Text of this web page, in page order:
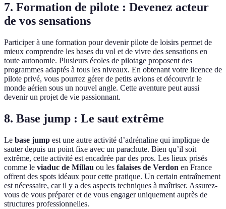
7. Formation de pilote : Devenez acteur
de vos sensations
Participer à une formation pour devenir pilote de loisirs permet de
mieux comprendre les bases du vol et de vivre des sensations en
toute autonomie. Plusieurs écoles de pilotage proposent des
programmes adaptés à tous les niveaux. En obtenant votre licence de
pilote privé, vous pourrez gérer de petits avions et découvrir le
monde aérien sous un nouvel angle. Cette aventure peut aussi
devenir un projet de vie passionnant.
8. Base jump : Le saut extrême
Le base jump est une autre activité d’adrénaline qui implique de
sauter depuis un point fixe avec un parachute. Bien qu’il soit
extrême, cette activité est encadrée par des pros. Les lieux prisés
comme le viaduc de Millau ou les falaises de Verdon en France
offrent des spots idéaux pour cette pratique. Un certain entraînement
est nécessaire, car il y a des aspects techniques à maîtriser. Assurez-
vous de vous préparer et de vous engager uniquement auprès de
structures professionnelles.